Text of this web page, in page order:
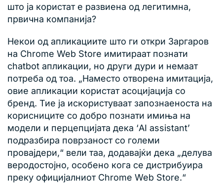
што ја користат е развиена од легитимна,
првична компанија?
Некои од апликациите што ги откри Заргаров
на Chrome Web Store имитираат познати
chatbot апликации, но други дури и немаат
потреба од тоа. „Наместо отворена имитација,
овие апликации користат асоцијација со
бренд. Тие ја искористуваат запознаеноста на
корисниците со добро познати имиња на
модели и перцепцијата дека ‘AI assistant’
подразбира поврзаност со големи
провајдери,“ вели таа, додавајќи дека „делува
веродостојно, особено кога се дистрибуира
преку официјалниот Chrome Web Store.“